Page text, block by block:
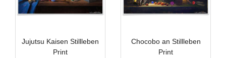
Jujutsu Kaisen Stillleben
Print
Chocobo an Stillleben
Print